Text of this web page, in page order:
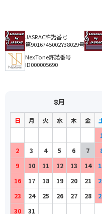
JASRAC許諾番号
第9016745002Y38029号
NexTone許諾番号
ID000005690
8月
日 月 火 水 木 金
2
3 4 5 6 7
9
10 11 12 13 14
16
17 18 19 20 21
23
24 25 26 27 28
30
31